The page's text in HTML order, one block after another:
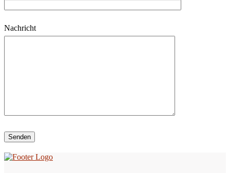
s
s
e
s
e
Nachricht